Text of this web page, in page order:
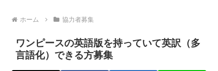
ホーム 協力者募集
ワンピースの英語版を持っていて英訳（多
言語化）できる方募集